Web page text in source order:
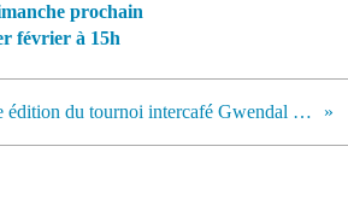
prochain
février à 15h
17e édition du tournoi intercafé Gwendal Carré !!